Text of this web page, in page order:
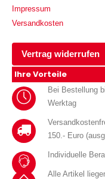
Impressum
Versandkosten
Vertrag widerrufen
Ihre Vorteile
Bei Bestellung
Werktag
150.- Euro
Individuelle
Alle Artikel